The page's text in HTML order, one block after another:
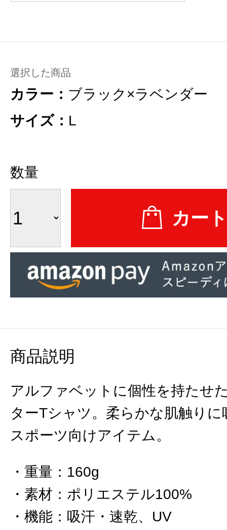
選択した商品
カラー： ブラック×ラベンダー
サイズ： L
数量
商品説明
アルファベットに個性を持たせ
ターTシャツ。柔らかな肌触り
スポーツ向けアイテム。
重量 ： 160g
素材 ： ポリエステル100%
機能 ： 吸汗・速乾、UV